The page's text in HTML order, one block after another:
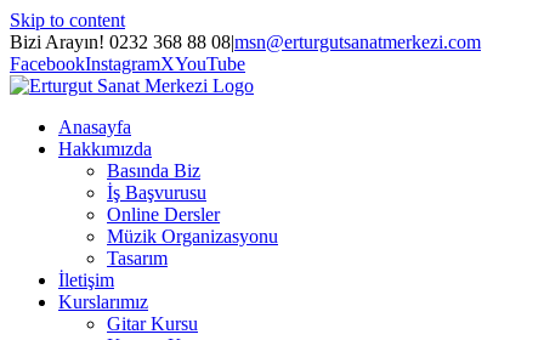
Skip to content
Bizi Arayın! 0232 368 88 08|msn@erturgutsanatmerkezi.com
FacebookInstagramXYouTube
Anasayfa
Hakkımızda
Basında Biz
İş Başvurusu
Online Dersler
Müzik Organizasyonu
Tasarım
İletişim
Kurslarımız
Gitar Kursu